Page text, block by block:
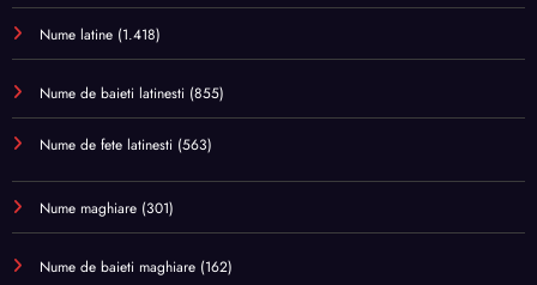
Nume latine (1.418)
Nume de baieti latinesti (855)
Nume de fete latinesti (563)
Nume maghiare (301)
Nume de baieti maghiare (162)